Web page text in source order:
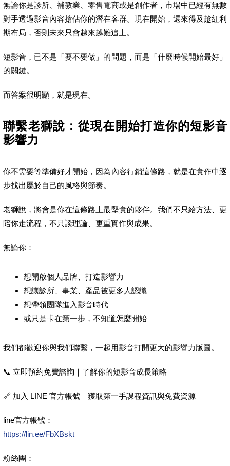
無論你是診所、補教業、零售電商或是創作者，市場中已經有無數
對手透過影音內容搶佔你的潛在客群。現在開始，還來得及趁紅利
期布局，否則未來只會越來越難追上。
短影音，已不是「要不要做」的問題，而是「什麼時候開始最好」
的關鍵。
而答案很明顯，就是現在。
聯繫老獅說：從現在開始打造你的短影音
影響力
你不需要等準備好才開始，因為內容行銷這條路，就是在實作中逐
步找出屬於自己的風格與節奏。
老獅說，將會是你在這條路上最堅實的夥伴。我們不只給方法、更
陪你走流程，不只談理論、更重實作與成果。
無論你：
想開啟個人品牌、打造影響力
想讓診所、事業、產品被更多人認識
想帶領團隊進入影音時代
或只是卡在第一步，不知道怎麼開始
我們都歡迎你與我們聯繫，一起用影音打開更大的影響力版圖。
📞 立即預約免費諮詢｜了解你的短影音成長策略
🔗 加入 LINE 官方帳號｜獲取第一手課程資訊與免費資源
line官方帳號：
https://lin.ee/FbXBskt
粉絲團：